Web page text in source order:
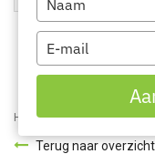
Home Webshop
Terug naar overzicht
your
name
Type
your
email